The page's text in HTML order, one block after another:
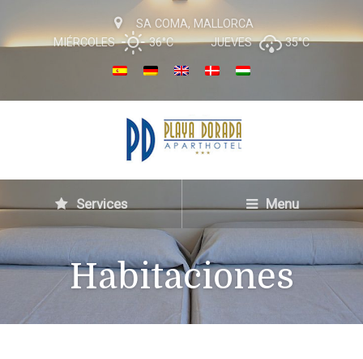
SA COMA, MALLORCA
MIÉRCOLES
36°C JUEVES 35°C
Services Menu
Habitaciones